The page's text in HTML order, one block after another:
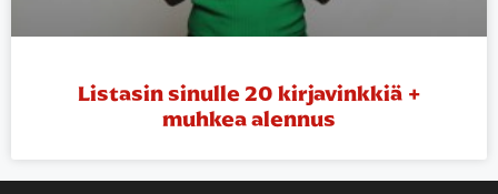
Listasin sinulle 20 kirjavinkkiä +
muhkea alennus